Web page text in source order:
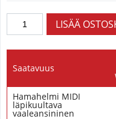
Saatavuus
Hamahelmi MIDI
läpikuultava
vaaleansininen